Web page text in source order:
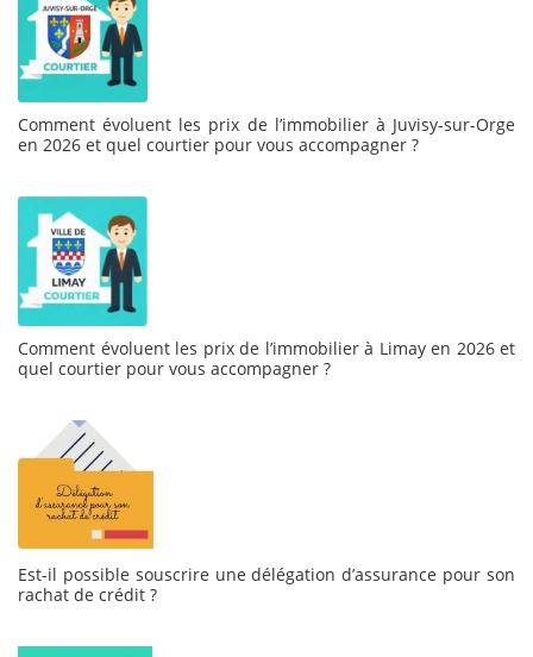
Comment évoluent les prix de l’immobilier à Juvisy-sur-Orge
en 2026 et quel courtier pour vous accompagner ?
Comment évoluent les prix de l’immobilier à Limay en 2026 et
quel courtier pour vous accompagner ?
Est-il possible souscrire une délégation d’assurance pour son
rachat de crédit ?